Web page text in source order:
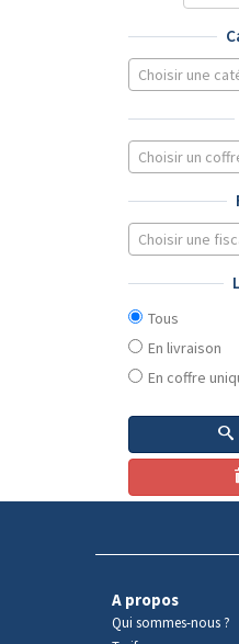
Choisir une
Choisir un
Choisir une
Tous
En livraison
En coffre
A propos
Qui sommes-nous ?